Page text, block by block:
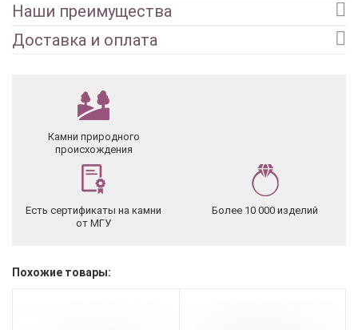
Наши преимущества
Доставка и оплата
Камни природного
происхождения
Есть сертификаты на камни
от МГУ
Более 10 000 изделий
Похожие товары: